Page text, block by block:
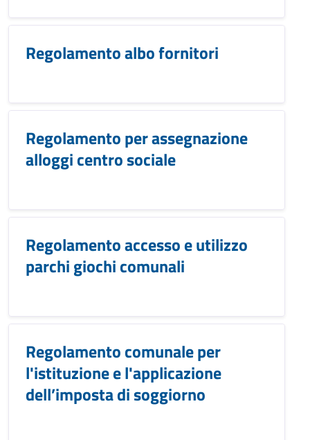
Regolamento albo fornitori
Regolamento per assegnazione
alloggi centro sociale
Regolamento accesso e utilizzo
parchi giochi comunali
Regolamento comunale per
l'istituzione e l'applicazione
dell’imposta di soggiorno